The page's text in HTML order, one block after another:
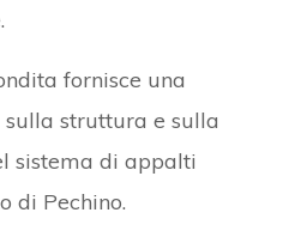
fornisce una
struttura e sulla
sistema di appalti
di Pechino.